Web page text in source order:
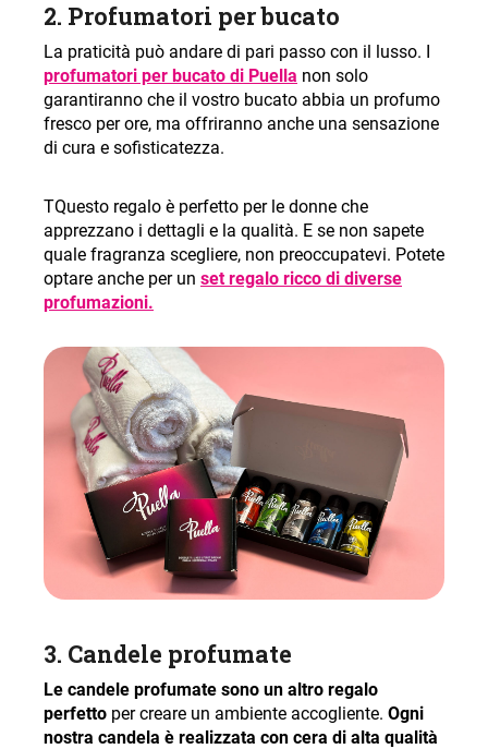
2. Profumatori per bucato
La praticità può andare di pari passo con il lusso. I
profumatori per bucato di Puella non solo
garantiranno che il vostro bucato abbia un profumo
fresco per ore, ma offriranno anche una sensazione
di cura e sofisticatezza.
TQuesto regalo è perfetto per le donne che
apprezzano i dettagli e la qualità. E se non sapete
quale fragranza scegliere, non preoccupatevi. Potete
optare anche per un set regalo ricco di diverse
profumazioni.
3. Candele profumate
Le candele profumate sono un altro regalo
perfetto per creare un ambiente accogliente. Ogni
nostra candela è realizzata con cera di alta qualità